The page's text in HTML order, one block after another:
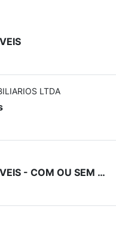
LTDA
CORRETOR DE IMÓVEIS - COM OU SEM EXPERIÊNCIA